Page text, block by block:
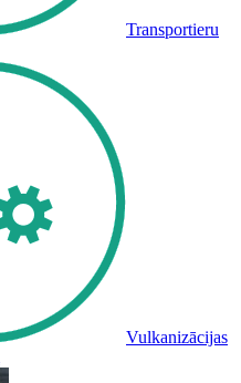
Transportieru
Vulkanizācijas